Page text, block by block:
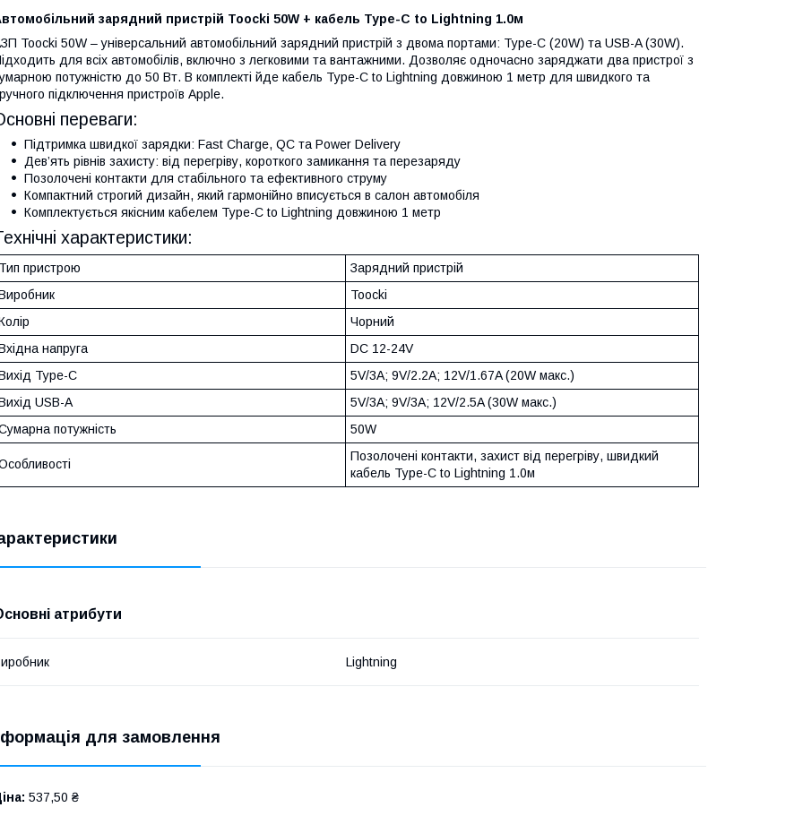
зарядний пристрій Toocki 50W + кабель Type-C to Lightning 1.0м
Toocki 50W – універсальний автомобільний зарядний пристрій з двома портами: Type-C (20W) та USB-A (30W).
для всіх автомобілів, включно з легковими та вантажними. Дозволяє одночасно заряджати два пристрої з
потужністю до 50 Вт. В комплекті йде кабель Type-C to Lightning довжиною 1 метр для швидкого та
підключення пристроїв Apple.
переваги:
Підтримка швидкої зарядки: Fast Charge, QC та Power Delivery
Дев’ять рівнів захисту: від перегріву, короткого замикання та перезаряду
Позолочені контакти для стабільного та ефективного струму
Компактний строгий дизайн, який гармонійно вписується в салон автомобіля
Комплектується якісним кабелем Type-C to Lightning довжиною 1 метр
характеристики:
Тип пристрою
Зарядний пристрій
Toocki
Чорний
напруга
DC 12-24V
Type-C
5V/3A; 9V/2.2A; 12V/1.67A (20W макс.)
USB-A
5V/3A; 9V/3A; 12V/2.5A (30W макс.)
потужність
50W
Позолочені контакти, захист від перегріву, швидкий
кабель Type-C to Lightning 1.0м
атрибути
Lightning
для замовлення
537,50 ₴